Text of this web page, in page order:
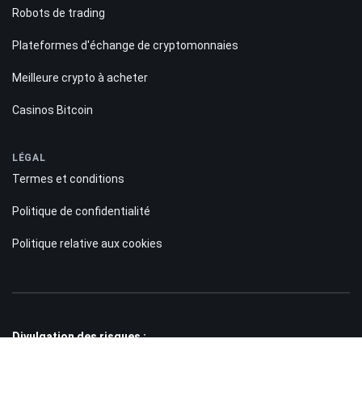
Robots de trading
Plateformes d'échange de cryptomonnaies
Meilleure crypto à acheter
Casinos Bitcoin
LÉGAL
Termes et conditions
Politique de confidentialité
Politique relative aux cookies
Divulgation des risques :